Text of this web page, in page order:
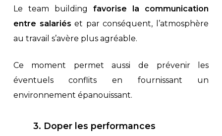
Le team buildingfavorise la communication
entre salariés et par conséquent, l’atmosphère
au travail s’avère plus agréable.
Ce moment permet aussi de prévenir les
éventuels conflits en fournissant un
environnement épanouissant.
3. Doper les performances